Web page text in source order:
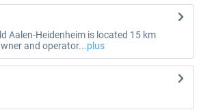
Aalen-Heidenheim is located 15 km
and operator...plus